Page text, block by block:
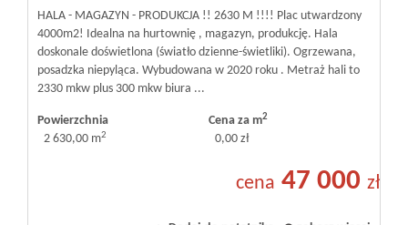
HALA - MAGAZYN - PRODUKCJA !! 2630 M !!!! Plac utwardzony
4000m2! Idealna na hurtownię , magazyn, produkcję. Hala
doskonale doświetlona (światło dzienne-świetliki). Ogrzewana,
posadzka niepyląca. Wybudowana w 2020 roku . Metraż hali to
2330 mkw plus 300 mkw biura ...
Powierzchnia
2 630,00 m2
Cena za m2
0,00 zł
cena 47 000 zł